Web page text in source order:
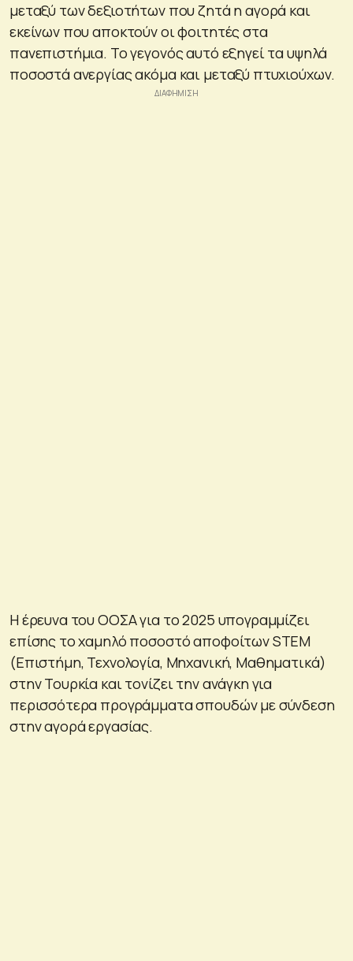
μεταξύ των δεξιοτήτων που ζητά η αγορά και
εκείνων που αποκτούν οι φοιτητές στα
πανεπιστήμια. Το γεγονός αυτό εξηγεί τα υψηλά
ποσοστά ανεργίας ακόμα και μεταξύ πτυχιούχων.
Η έρευνα του ΟΟΣΑ για το 2025 υπογραμμίζει
επίσης το χαμηλό ποσοστό αποφοίτων STEM
(Επιστήμη, Τεχνολογία, Μηχανική, Μαθηματικά)
στην Τουρκία και τονίζει την ανάγκη για
περισσότερα προγράμματα σπουδών με σύνδεση
στην αγορά εργασίας.